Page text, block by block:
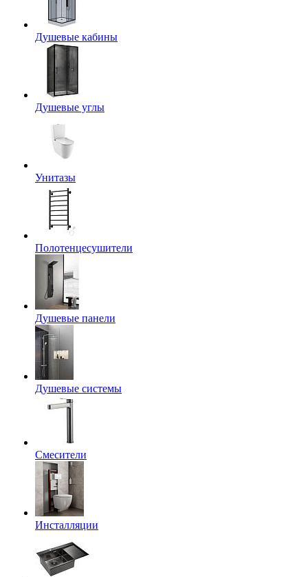
Душевые кабины
Душевые углы
Унитазы
Полотенцесушители
Душевые панели
Душевые системы
Смесители
Инсталляции